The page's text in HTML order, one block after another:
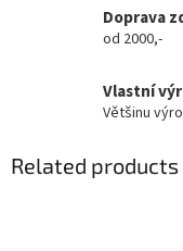
Doprava
od 2000,-
Vlastní
Většinu
Related products